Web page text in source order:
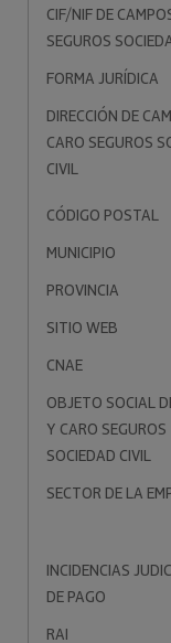
CIF/NIF DE
SEGUROS
FORMA JURÍDICA
DIRECCIÓN DE
CARO SEGUROS
CIVIL
CÓDIGO POSTAL
MUNICIPIO
PROVINCIA
SITIO WEB
CNAE
OBJETO SOCIAL
Y CARO SEGUROS
SOCIEDAD CIVIL
SECTOR DE LA
INCIDENCIAS
DE PAGO
RAI